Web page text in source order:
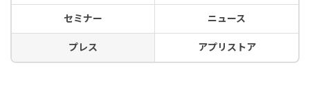
セミナー ニュース
プレス アプリストア